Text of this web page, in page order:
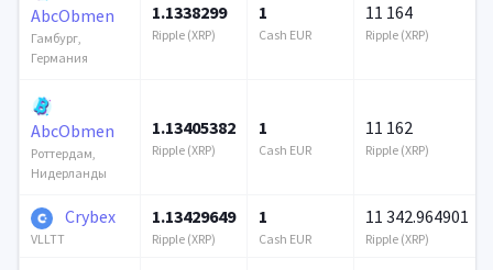
AbcObmen
Гамбург,
Германия
1.1338299
Ripple (XRP)
1
Cash EUR
11 164
Ripple (XRP)
AbcObmen
Роттердам,
Нидерланды
1.13405382
Ripple (XRP)
1
Cash EUR
11 162
Ripple (XRP)
Crybex
VLLTT
1.13429649
Ripple (XRP)
1
Cash EUR
11 342.964901
Ripple (XRP)